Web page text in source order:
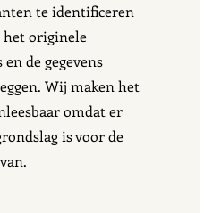
te identificeren
het originele
de gegevens
Wij maken het
omdat er
is voor de